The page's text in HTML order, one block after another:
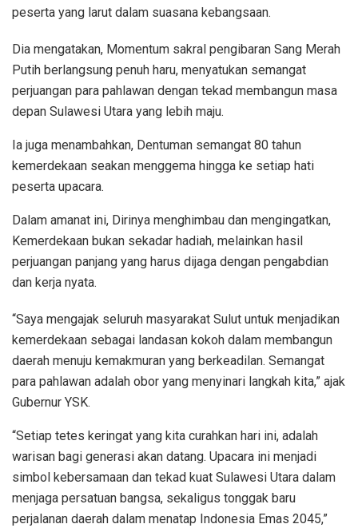
peserta yang larut dalam suasana kebangsaan.
Dia mengatakan, Momentum sakral pengibaran Sang Merah
Putih berlangsung penuh haru, menyatukan semangat
perjuangan para pahlawan dengan tekad membangun masa
depan Sulawesi Utara yang lebih maju.
Ia juga menambahkan, Dentuman semangat 80 tahun
kemerdekaan seakan menggema hingga ke setiap hati
peserta upacara.
Dalam amanat ini, Dirinya menghimbau dan mengingatkan,
Kemerdekaan bukan sekadar hadiah, melainkan hasil
perjuangan panjang yang harus dijaga dengan pengabdian
dan kerja nyata.
“Saya mengajak seluruh masyarakat Sulut untuk menjadikan
kemerdekaan sebagai landasan kokoh dalam membangun
daerah menuju kemakmuran yang berkeadilan. Semangat
para pahlawan adalah obor yang menyinari langkah kita,” ajak
Gubernur YSK.
“Setiap tetes keringat yang kita curahkan hari ini, adalah
warisan bagi generasi akan datang. Upacara ini menjadi
simbol kebersamaan dan tekad kuat Sulawesi Utara dalam
menjaga persatuan bangsa, sekaligus tonggak baru
perjalanan daerah dalam menatap Indonesia Emas 2045,”